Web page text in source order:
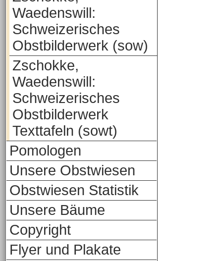
Waedenswill:
Schweizerisches
Obstbilderwerk (sow)
Zschokke,
Waedenswill:
Schweizerisches
Obstbilderwerk
Texttafeln (sowt)
Pomologen
Unsere Obstwiesen
Obstwiesen Statistik
Unsere Bäume
Copyright
Flyer und Plakate